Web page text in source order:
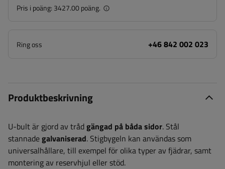
Pris i poäng: 3427.00 poäng.
Ring oss +46 842 002 023
Produktbeskrivning
U-bult är gjord av trådgängad på båda sidor. Stål
stannadegalvaniserad. Stigbygeln kan användas som
universalhållare, till exempel för olika typer av fjädrar, samt
montering av reservhjul eller stöd.